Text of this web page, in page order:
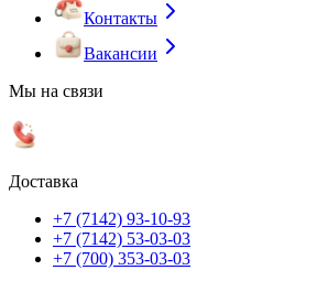
Контакты
Вакансии
Мы на связи
Доставка
+7 (7142) 93-10-93
+7 (7142) 53-03-03
+7 (700) 353-03-03